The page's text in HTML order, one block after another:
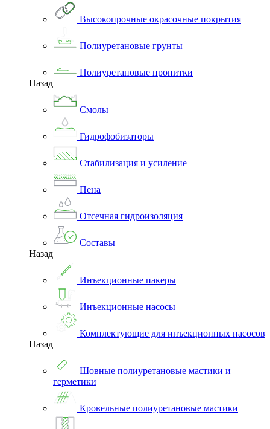
Высокопрочные окрасочные покрытия
Полиуретановые грунты
Полиуретановые пропитки
Назад
Смолы
Гидрофобизаторы
Стабилизация и усиление
Пена
Отсечная гидроизоляция
Составы
Назад
Инъекционные пакеры
Инъекционные насосы
Комплектующие для инъекционных насосов
Назад
Шовные полиуретановые мастики и
герметики
Кровельные полиуретановые мастики